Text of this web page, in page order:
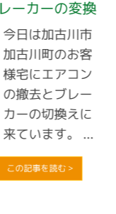
レーカーの変換
今日は加古川市
加古川町のお客
様宅にエアコン
の撤去とブレー
カーの切換えに
来ています。 ...
この記事を読む >